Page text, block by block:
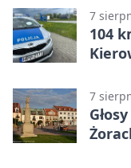
7
104
7